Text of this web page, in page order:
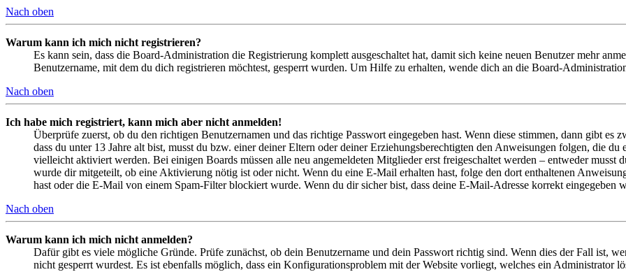
Nach oben
Warum kann ich mich nicht registrieren?
Es kann sein, dass die Board-Administration die Registrierung komplett ausgeschaltet hat, damit sich keine neuen Benutzer mehr
Benutzername, mit dem du dich registrieren möchtest, gesperrt wurden. Um Hilfe zu erhalten, wende dich an die Board-
Nach oben
Ich habe mich registriert, kann mich aber nicht anmelden!
Überprüfe zuerst, ob du den richtigen Benutzernamen und das richtige Passwort eingegeben hast. Wenn diese stimmen, dann gibt es
dass du unter 13 Jahre alt bist, musst du bzw. einer deiner Eltern oder deiner Erziehungsberechtigten den Anweisungen folgen, die
vielleicht aktiviert werden. Bei einigen Boards müssen alle neu angemeldeten Mitglieder erst freigeschaltet werden – entweder musst
wurde dir mitgeteilt, ob eine Aktivierung nötig ist oder nicht. Wenn du eine E-Mail erhalten hast, folge den dort enthaltenen
hast oder die E-Mail von einem Spam-Filter blockiert wurde. Wenn du dir sicher bist, dass deine E-Mail-Adresse korrekt eingegeben
Nach oben
Warum kann ich mich nicht anmelden?
Dafür gibt es viele mögliche Gründe. Prüfe zunächst, ob dein Benutzername und dein Passwort richtig sind. Wenn dies der Fall ist,
nicht gesperrt wurdest. Es ist ebenfalls möglich, dass ein Konfigurationsproblem mit der Website vorliegt, welches ein Administrator